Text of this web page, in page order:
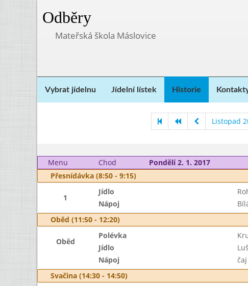
Odběry
Mateřská škola Máslovice
Vybrat jídelnu Jídelní lístek Historie
Listopad
Menu
Chod Pondělí 2. 1. 2017
Přesnídávka (8:50 - 9:15)
1
Jídlo
Nápoj
Oběd (11:50 - 12:20)
Oběd
Polévka
Jídlo
Nápoj
čaj
Svačina (14:30 - 14:50)